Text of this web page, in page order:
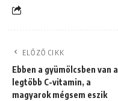
ELŐZŐ CIKK
Ebben a gyümölcsben van a
legtöbb C-vitamin, a
magyarok mégsem eszik